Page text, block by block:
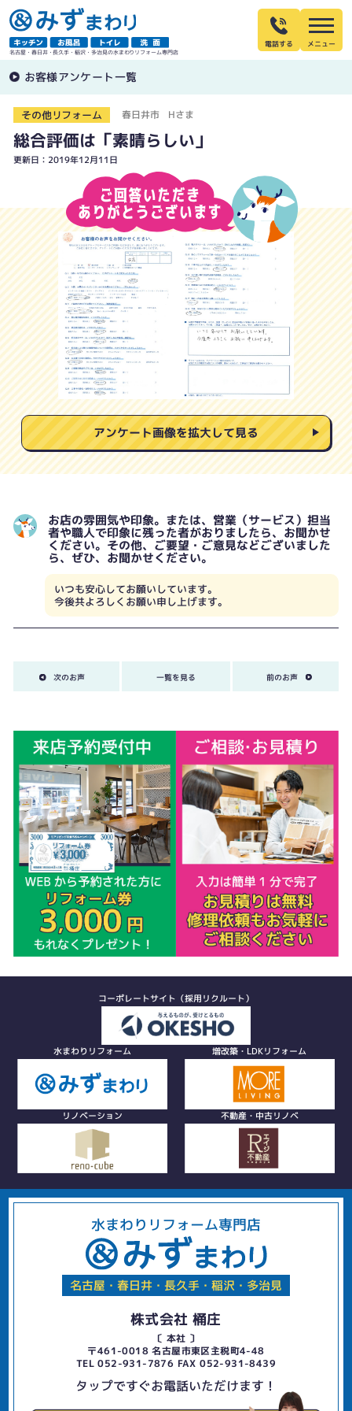
名古屋・春日井・長久手・稲沢・多治見の水まわりリフォーム専門店
電話する
お客様アンケート一覧
その他リフォーム 春日井市 Hさま
総合評価は「素晴らしい」
更新日：2019年12月11日
アンケート画像を拡大して見る
お店の雰囲気や印象。または、営業（サービス）担当
者や職人で印象に残った者がおりましたら、お聞かせ
ください。その他、ご要望・ご意見などございました
ら、ぜひ、お聞かせください。
いつも安心してお願いしています。
今後共よろしくお願い申し上げます。
次のお声 一覧を見る 前のお声
コーポレートサイト（採用リクルート）
水まわりリフォーム 増改築・LDKリフォーム
リノベーション 不動産・中古リノベ
水まわりリフォーム専門店
名古屋・春日井・長久手・稲沢・多治見
株式会社 桶庄
〔 本社 〕
〒461-0018 名古屋市東区主税町4-48
TEL 052-931-7876 FAX 052-931-8439
タップですぐお電話いただけます！